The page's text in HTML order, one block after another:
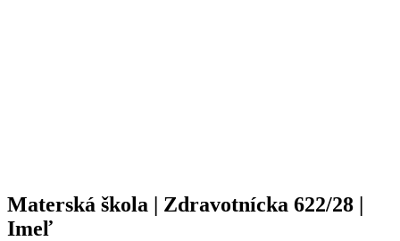
Materská škola | Zdravotnícka 622/28 |
Imeľ